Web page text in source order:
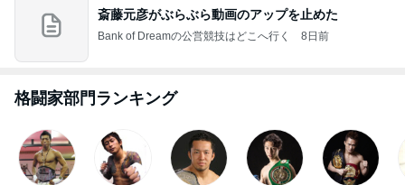
斎藤元彦がぶらぶら動画のアップを止めた
Bank of Dreamの公営競技はどこへ行く 8日前
格闘家部門ランキング